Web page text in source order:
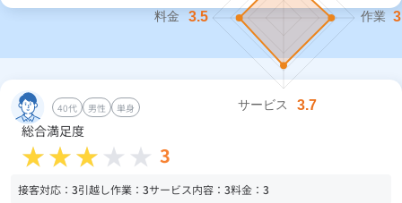
40代 男性 単身
総合満足度
3
接客対応： 3引越し作業： 3サービス内容： 3料金： 3